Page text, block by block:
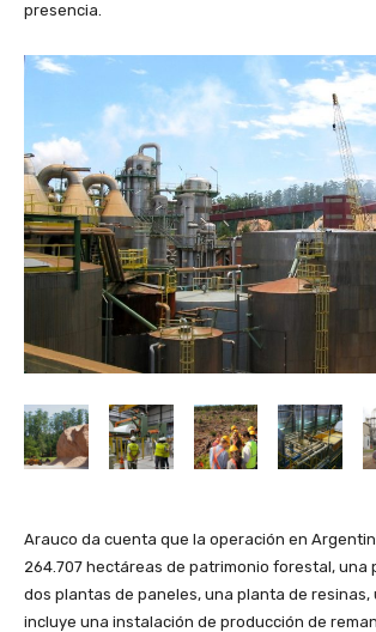
presencia.
Arauco da cuenta que la operación en
264.707 hectáreas de patrimonio forestal, una
dos plantas de paneles, una planta de resinas,
incluye una instalación de producción de